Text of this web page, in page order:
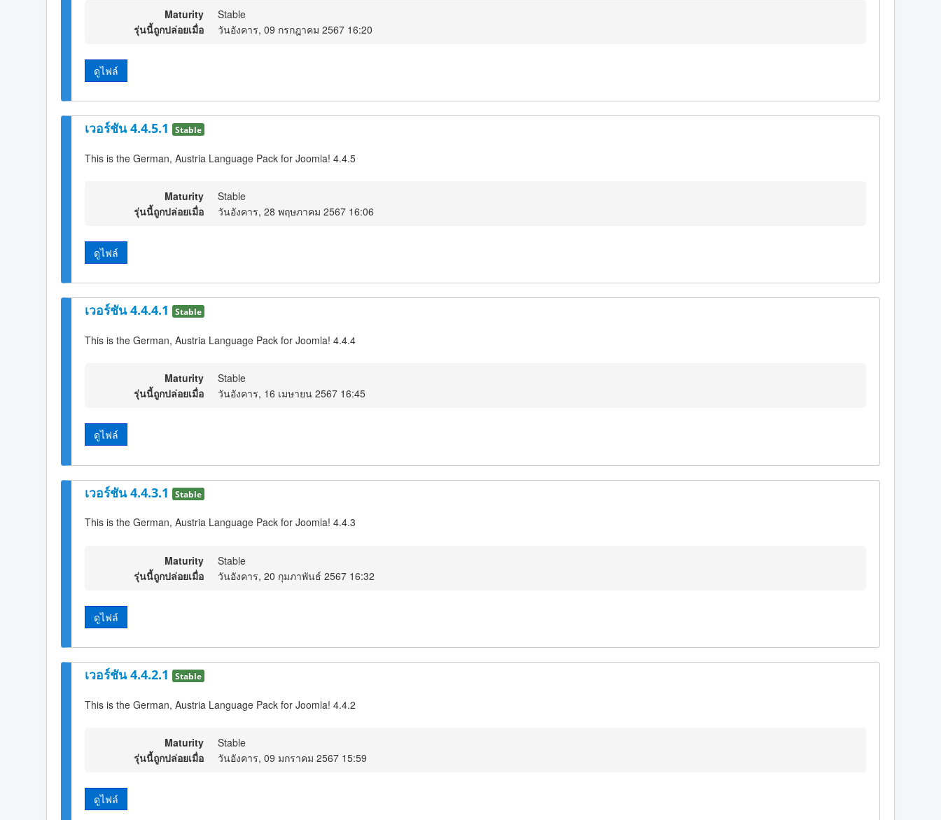
Maturity
Stable
รุ่นนี้ถูกปล่อยเมื่อ
วันอังคาร, 09 กรกฎาคม 2567 16:20
ดูไฟล์
เวอร์ชัน 4.4.5.1 Stable
This is the German, Austria Language Pack for Joomla! 4.4.5
Maturity
Stable
รุ่นนี้ถูกปล่อยเมื่อ
วันอังคาร, 28 พฤษภาคม 2567 16:06
ดูไฟล์
เวอร์ชัน 4.4.4.1 Stable
This is the German, Austria Language Pack for Joomla! 4.4.4
Maturity
Stable
รุ่นนี้ถูกปล่อยเมื่อ
วันอังคาร, 16 เมษายน 2567 16:45
ดูไฟล์
เวอร์ชัน 4.4.3.1 Stable
This is the German, Austria Language Pack for Joomla! 4.4.3
Maturity
Stable
รุ่นนี้ถูกปล่อยเมื่อ
วันอังคาร, 20 กุมภาพันธ์ 2567 16:32
ดูไฟล์
เวอร์ชัน 4.4.2.1 Stable
This is the German, Austria Language Pack for Joomla! 4.4.2
Maturity
Stable
รุ่นนี้ถูกปล่อยเมื่อ
วันอังคาร, 09 มกราคม 2567 15:59
ดูไฟล์